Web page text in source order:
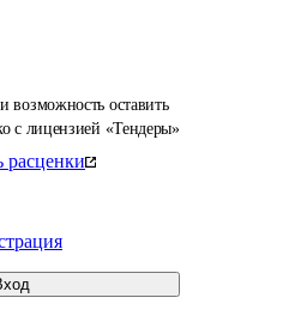
возможность оставить
с лицензией «Тендеры»
расценки